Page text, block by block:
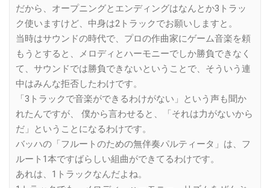
だから、オープニングとエンディングはなんとか3トラッ
ク使いますけど、中身は2トラックでお願いしますと。
当時はサウンドの時代で、プロの作曲家にゲーム音楽を頼
もうとすると、メロディとハーモニーでしか勝負できなく
て、サウンドでは勝負できないということで、そういう連
中はみんな拒否したわけです。
「3トラックで音楽ができるわけがない」という声も聞か
れたんですが、 僕から言わせると、「それは力がないから
だ」ということになるわけです。
バッハの「フルートのための無伴奏パルティータ」は、フ
ルート1本ですばらしい組曲ができてるわけです。
あれは、1トラックなんだよね。